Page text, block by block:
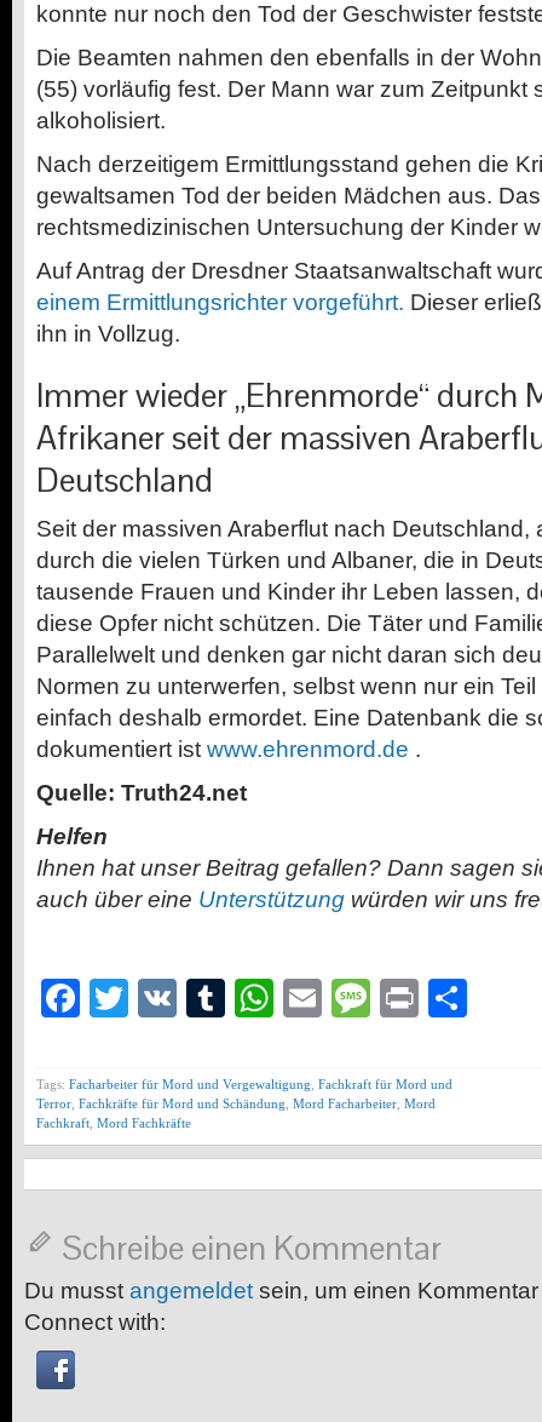
konnte nur noch den Tod der Geschwister
Die Beamten nahmen den ebenfalls in der
(55) vorläufig fest. Der Mann war zum Zeitpunkt
alkoholisiert.
Nach derzeitigem Ermittlungsstand gehen die
gewaltsamen Tod der beiden Mädchen aus.
rechtsmedizinischen Untersuchung der Kinder
Auf Antrag der Dresdner Staatsanwaltschaft
einem Ermittlungsrichter vorgeführt. Dieser
ihn in Vollzug.
Immer wieder „Ehrenmorde“ durch
Afrikaner seit der massiven
Deutschland
Seit der massiven Araberflut nach Deutschland,
durch die vielen Türken und Albaner, die in
tausende Frauen und Kinder ihr Leben lassen,
diese Opfer nicht schützen. Die Täter und
Parallelwelt und denken gar nicht daran sich
Normen zu unterwerfen, selbst wenn nur ein
einfach deshalb ermordet. Eine Datenbank die
dokumentiert istwww.ehrenmord.de .
Quelle: Truth24.net
Helfen
Ihnen hat unser Beitrag gefallen? Dann sagen
auch über eine Unterstützung würden wir uns
Facebook
Twitter
VK Tumblr
WhatsApp
EmailMessage
Print
Tags: Facharbeiter für Mord und Vergewaltigung, Fachkraft für Mord und
Terror, Fachkräfte für Mord und Schändung, Mord Facharbeiter, Mord
Fachkraft, Mord Fachkräfte
Schreibe einen Kommentar
Du musst angemeldet sein, um einen
Connect with: